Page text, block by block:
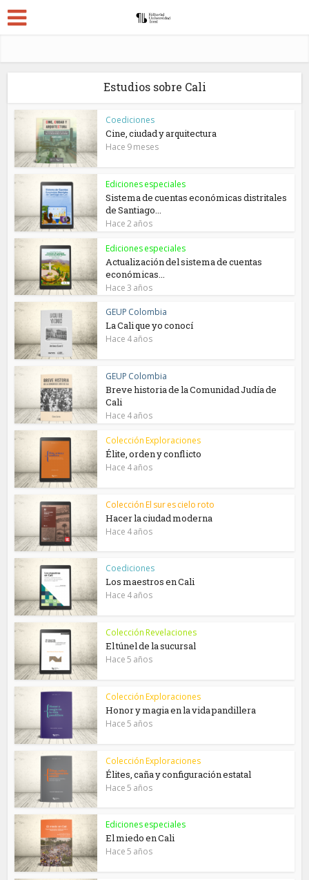
Estudios sobre Cali
Coediciones
Cine, ciudad y arquitectura
Hace 9 meses
Ediciones especiales
Sistema de cuentas económicas distritales
de Santiago...
Hace 2 años
Ediciones especiales
Actualización del sistema de cuentas
económicas...
Hace 3 años
GEUP Colombia
La Cali que yo conocí
Hace 4 años
GEUP Colombia
Breve historia de la Comunidad Judía de
Cali
Hace 4 años
Colección Exploraciones
Élite, orden y conflicto
Hace 4 años
Colección El sur es cielo roto
Hacer la ciudad moderna
Hace 4 años
Coediciones
Los maestros en Cali
Hace 4 años
Colección Revelaciones
El túnel de la sucursal
Hace 5 años
Colección Exploraciones
Honor y magia en la vida pandillera
Hace 5 años
Colección Exploraciones
Élites, caña y configuración estatal
Hace 5 años
Ediciones especiales
El miedo en Cali
Hace 5 años